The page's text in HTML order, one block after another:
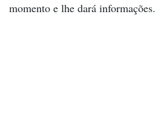
momento e lhe dará informações.